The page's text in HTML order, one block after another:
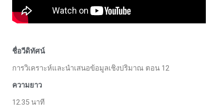
ชื่อวีดิทัศน์
การวิเคราะห์และนำเสนอข้อมูลเชิงปริมาณ ตอน 12
ความยาว
12.35 นาที